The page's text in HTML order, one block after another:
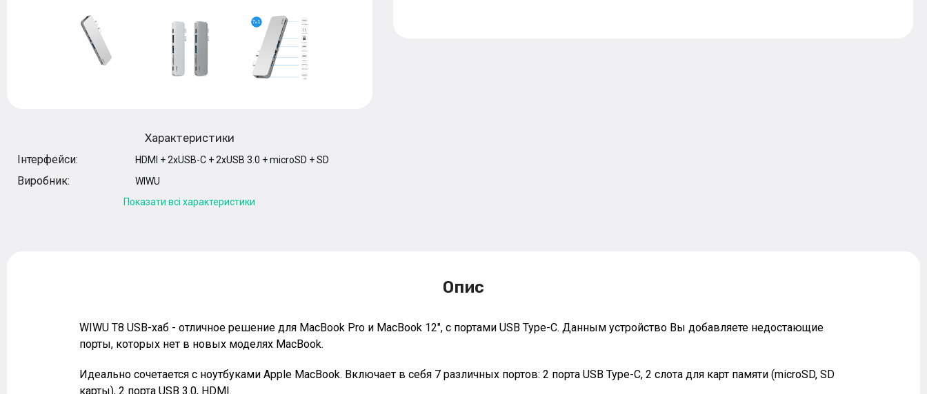
Характеристики
Інтерфейси:
HDMI + 2xUSB-C + 2xUSB 3.0 + microSD + SD
Виробник:
WIWU
Показати всі характеристики
Опис
WIWU T8 USB-хаб - отличное решение для MacBook Pro и MacBook 12", c портами USB Type-C. Данным устройство Вы добавляете недостающие
порты, которых нет в новых моделях MacBook.
Идеально сочетается с ноутбуками Apple MacBook. Включает в себя 7 различных портов: 2 порта USB Type-C, 2 слота для карт памяти (microSD, SD
карты), 2 порта USB 3.0, HDMI.